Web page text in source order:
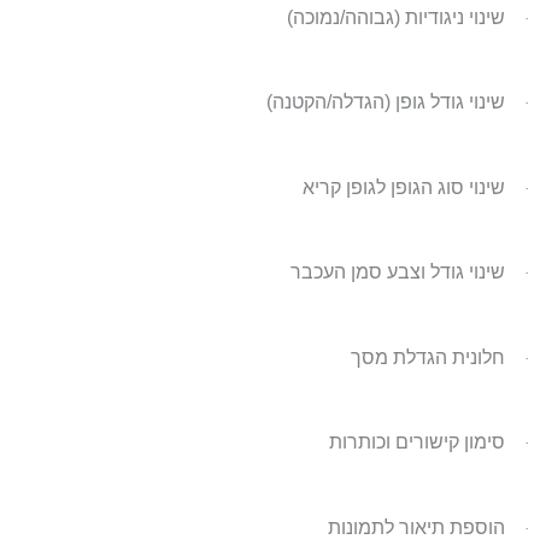
· שינוי ניגודיות (גבוהה/נמוכה)
· שינוי גודל גופן (הגדלה/הקטנה)
· שינוי סוג הגופן לגופן קריא
· שינוי גודל וצבע סמן העכבר
· חלונית הגדלת מסך
· סימון קישורים וכותרות
· הוספת תיאור לתמונות